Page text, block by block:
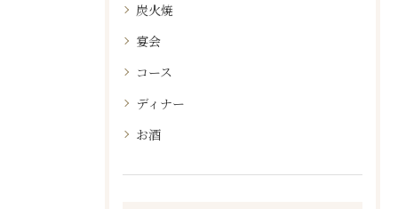
炭火焼
宴会
コース
ディナー
お酒